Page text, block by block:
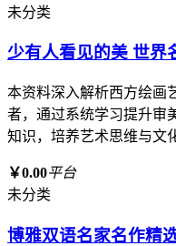
未分类
少有人看见的美 世界
本资料深入解析西方绘画
者，通过系统学习提升审
知识，培养艺术思维与文
￥0.00平台
未分类
博雅双语名家名作精